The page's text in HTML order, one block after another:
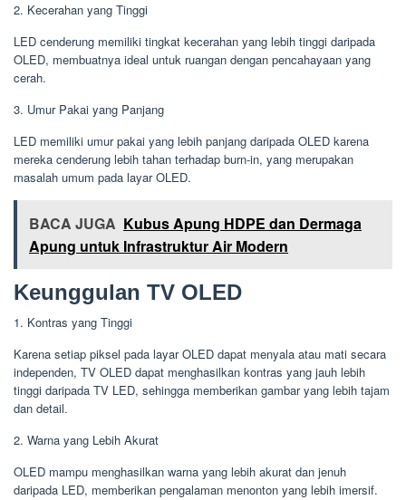
2. Kecerahan yang Tinggi
LED cenderung memiliki tingkat kecerahan yang lebih tinggi daripada
OLED, membuatnya ideal untuk ruangan dengan pencahayaan yang
cerah.
3. Umur Pakai yang Panjang
LED memiliki umur pakai yang lebih panjang daripada OLED karena
mereka cenderung lebih tahan terhadap burn-in, yang merupakan
masalah umum pada layar OLED.
BACA JUGA Kubus Apung HDPE dan Dermaga
Apung untuk Infrastruktur Air Modern
Keunggulan TV OLED
1. Kontras yang Tinggi
Karena setiap piksel pada layar OLED dapat menyala atau mati secara
independen, TV OLED dapat menghasilkan kontras yang jauh lebih
tinggi daripada TV LED, sehingga memberikan gambar yang lebih tajam
dan detail.
2. Warna yang Lebih Akurat
OLED mampu menghasilkan warna yang lebih akurat dan jenuh
daripada LED, memberikan pengalaman menonton yang lebih imersif.